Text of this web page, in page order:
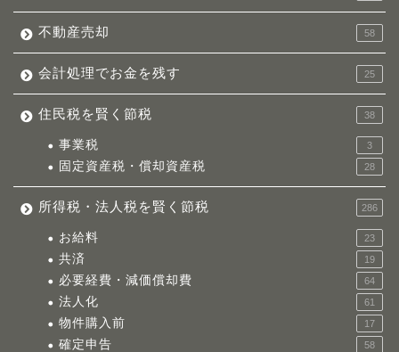
不動産売却 58
会計処理でお金を残す 25
住民税を賢く節税 38
事業税 3
固定資産税・償却資産税 28
所得税・法人税を賢く節税 286
お給料 23
共済 19
必要経費・減価償却費 64
法人化 61
物件購入前 17
確定申告 58